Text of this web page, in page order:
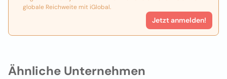
Ähnliche Unternehmen
globale Reichweite mit iGlobal.
Jetzt anmelden!